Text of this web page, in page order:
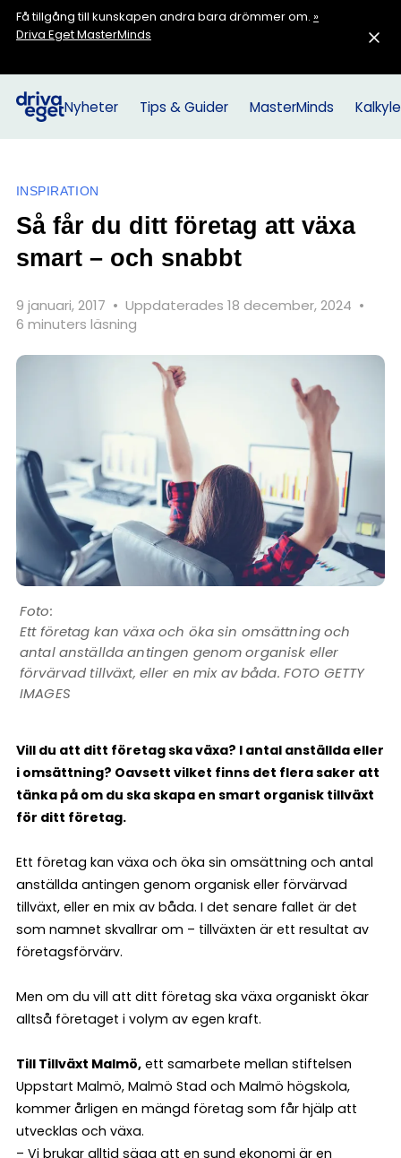
Få tillgång till kunskapen andra bara drömmer om. »
Driva Eget MasterMinds
Nyheter Tips & Guider MasterMinds
INSPIRATION
Så får du ditt företag att växa
smart – och snabbt
9 januari, 2017 • Uppdaterades 18 december, 2024 •
6 minuters läsning
Ett företag kan växa och öka sin omsättning och
antal anställda antingen genom organisk eller
förvärvad tillväxt, eller en mix av båda. FOTO GETTY
IMAGES
Vill du att ditt företag ska växa? I antal anställda eller
i omsättning? Oavsett vilket finns det flera saker att
tänka på om du ska skapa en smart organisk tillväxt
för ditt företag.
Ett företag kan växa och öka sin omsättning och antal
anställda antingen genom organisk eller förvärvad
tillväxt, eller en mix av båda. I det senare fallet är det
som namnet skvallrar om – tillväxten är ett resultat av
företagsförvärv.
Men om du vill att ditt företag ska växa organiskt ökar
alltså företaget i volym av egen kraft.
Till Tillväxt Malmö, ett samarbete mellan stiftelsen
Uppstart Malmö, Malmö Stad och Malmö högskola,
kommer årligen en mängd företag som får hjälp att
utvecklas och växa.
– Vi brukar alltid säga att en sund ekonomi är en